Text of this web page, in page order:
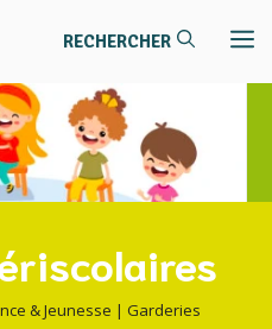
& Jeunesse | Garderies